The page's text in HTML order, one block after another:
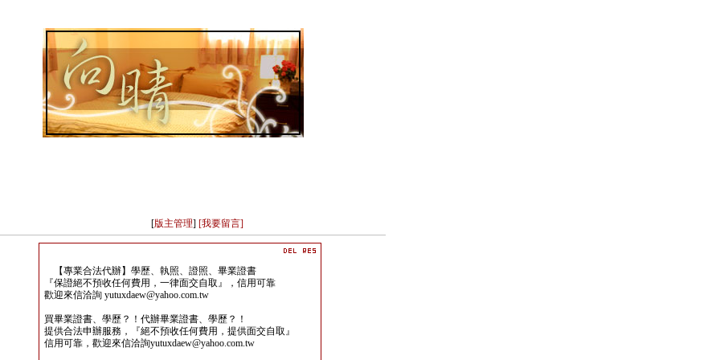
[版主管理] [我要留言]
【專業合法代辦】學歷、執照、證照、畢業證書
『保證絕不預收任何費用，一律面交自取』，信用可靠
歡迎來信洽詢 yutuxdaew@yahoo.com.tw
買畢業證書、學歷？！代辦畢業證書、學歷？！
提供合法申辦服務，『絕不預收任何費用，提供面交自取』
信用可靠，歡迎來信洽詢yutuxdaew@yahoo.com.tw